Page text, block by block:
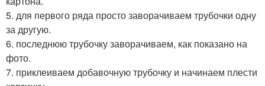
5. для первого ряда просто заворачиваем трубочки одну
за другую.
6. последнюю трубочку заворачиваем, как показано на
фото.
7. приклеиваем добавочную трубочку и начинаем плести